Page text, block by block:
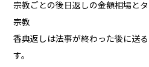
宗教ごとの後日返しの金額相場と
宗教
香典返しは法事が終わった後に送
す。